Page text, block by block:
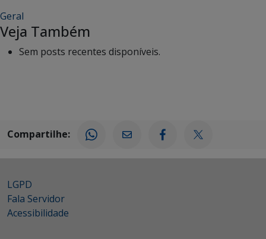
Geral
Veja Também
Sem posts recentes disponíveis.
Compartilhe:
LGPD
Fala Servidor
Acessibilidade